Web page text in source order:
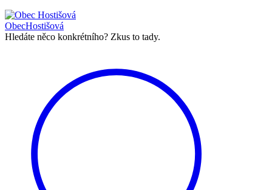
ObecHostišová
Hledáte něco konkrétního? Zkus to tady.